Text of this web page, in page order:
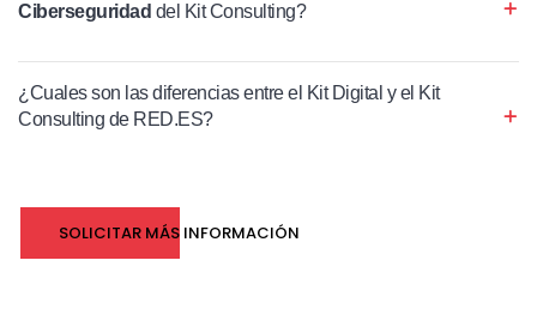
Ciberseguridad del Kit Consulting?
¿Cuales son las diferencias entre el Kit Digital y el Kit
Consulting de RED.ES?
SOLICITAR MÁS INFORMACIÓN